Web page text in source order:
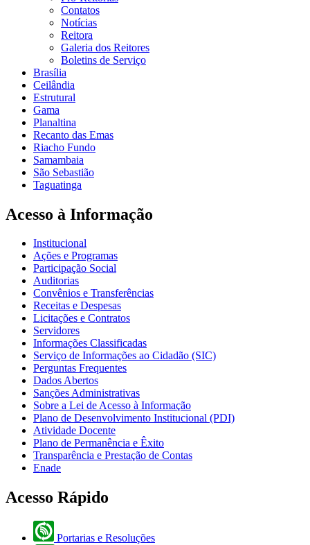
Contatos
Notícias
Reitora
Galeria dos Reitores
Boletins de Serviço
Brasília
Ceilândia
Estrutural
Gama
Planaltina
Recanto das Emas
Riacho Fundo
Samambaia
São Sebastião
Taguatinga
Acesso à Informação
Institucional
Ações e Programas
Participação Social
Auditorias
Convênios e Transferências
Receitas e Despesas
Licitações e Contratos
Servidores
Informações Classificadas
Serviço de Informações ao Cidadão (SIC)
Perguntas Frequentes
Dados Abertos
Sanções Administrativas
Sobre a Lei de Acesso à Informação
Plano de Desenvolvimento Institucional (PDI)
Atividade Docente
Plano de Permanência e Êxito
Transparência e Prestação de Contas
Enade
Acesso Rápido
Portarias e Resoluções